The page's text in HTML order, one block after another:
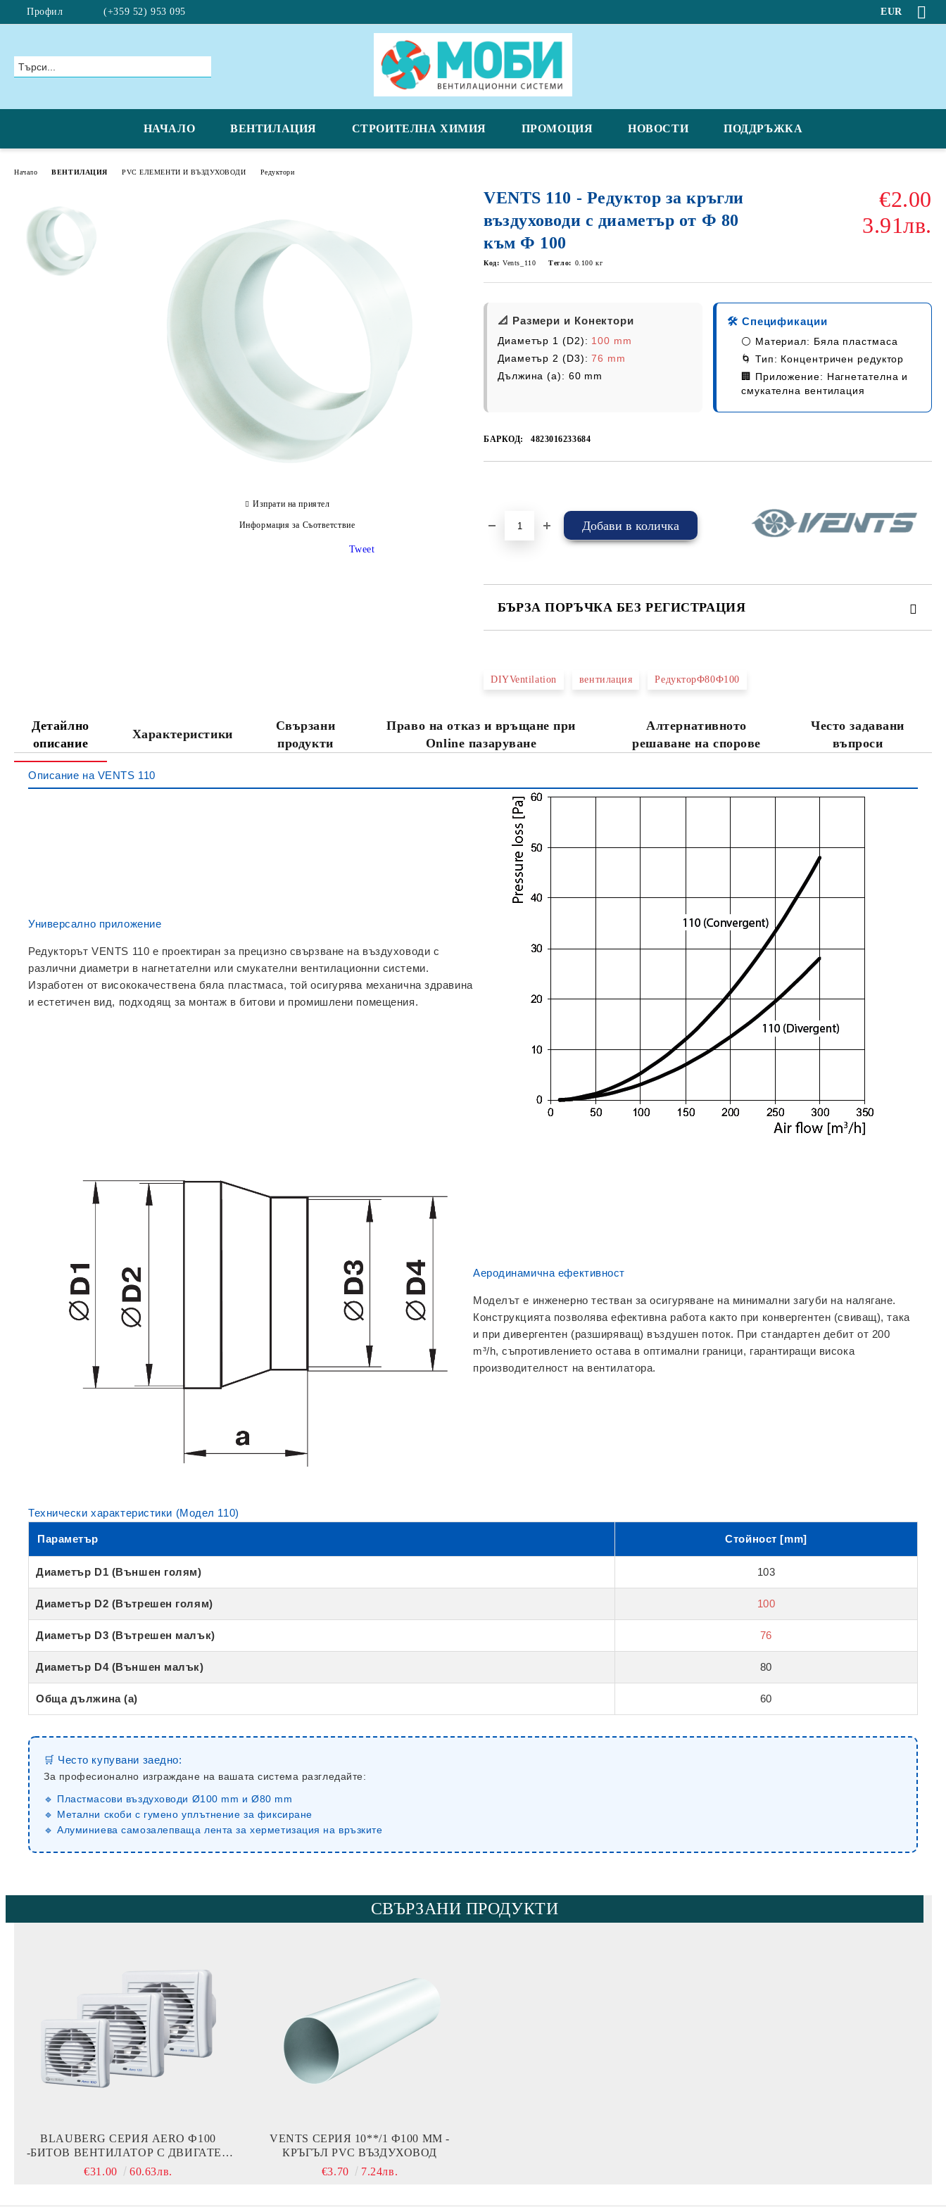
Профил (+359 52) 953 095 EUR
НАЧАЛО ВЕНТИЛАЦИЯ СТРОИТЕЛНА ХИМИЯ ПРОМОЦИЯ НОВОСТИ ПОДДРЪЖКА
Начало ВЕНТИЛАЦИЯ PVC ЕЛЕМЕНТИ И ВЪЗДУХОВОДИ Редуктори
VENTS 110 - Редуктор за кръгли
въздуховоди с диаметър от Ф 80
към Ф 100
€2.00
3.91лв.
Код: Vents_110 Тегло: 0.100 кг
📐 Размери и Конектори
Диаметър 1 (D2): 100 mm
Диаметър 2 (D3): 76 mm
Дължина (a): 60 mm
🛠️ Спецификации
⚪ Материал: Бяла пластмаса
🌀 Тип: Концентричен редуктор
🏢 Приложение: Нагнетателна и
смукателна вентилация
БАРКОД: 4823016233684
БЪРЗА ПОРЪЧКА БЕЗ РЕГИСТРАЦИЯ
Ние ще се свържем с вас в рамките на работния ден.
DIYVentilation вентилация РедукторФ80Ф100
Изпрати на приятел
Информация за Съответствие
Tweet
Детайлно
описание
Характеристики
Свързани
продукти
Право на отказ и връщане при
Online пазаруване
Алтернативното
решаване на спорове
Често задавани
въпроси
Описание на VENTS 110
Универсално приложение
РедукторътVENTS 110 е проектиран за прецизно свързване на въздуховоди с
различни диаметри в нагнетателни или смукателни вентилационни системи.
Изработен от висококачествена бяла пластмаса, той осигурява механична здравина
и естетичен вид, подходящ за монтаж в битови и промишлени помещения.
Аеродинамична ефективност
Моделът е инженерно тестван за осигуряване на минималнизагуби на налягане.
Конструкцията позволява ефективна работа както при конвергентен (свиващ), така
и при дивергентен (разширяващ) въздушен поток. При стандартен дебит от 200
m³/h, съпротивлението остава в оптимални граници, гарантиращи висока
производителност на вентилатора.
Технически характеристики (Модел 110)
Параметър Стойност [mm]
Диаметър D1 (Външен голям) 103
Диаметър D2 (Вътрешен голям) 100
Диаметър D3 (Вътрешен малък) 76
Диаметър D4 (Външен малък) 80
Обща дължина (a) 60
🛒 Често купувани заедно:
За професионално изграждане на вашата система разгледайте:
🔹 Пластмасови въздуховоди Ø100 mm и Ø80 mm
🔹 Метални скоби с гумено уплътнение за фиксиране
🔹 Алуминиева самозалепваща лента за херметизация на връзките
СВЪРЗАНИ ПРОДУКТИ
BLAUBERG СЕРИЯ AERO Ф100
-БИТОВ ВЕНТИЛАТОР С ДВИГАТЕЛ
НА ЛАГЕРИ И ОБРАТНА КЛАПА
€31.00 60.63лв.
VENTS СЕРИЯ 10**/1 Ф100 ММ -
КРЪГЪЛ PVC ВЪЗДУХОВОД
€3.70
7.24лв.